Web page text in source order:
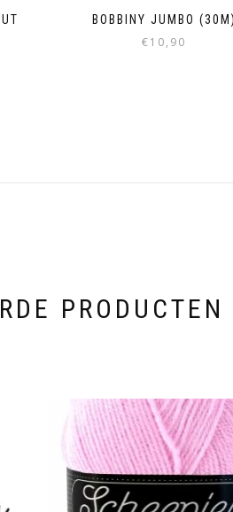
BOBBINY JUMBO
€10,90
PRODUCTEN